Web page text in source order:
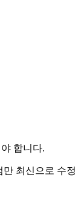
합니다.
최신으로 수정